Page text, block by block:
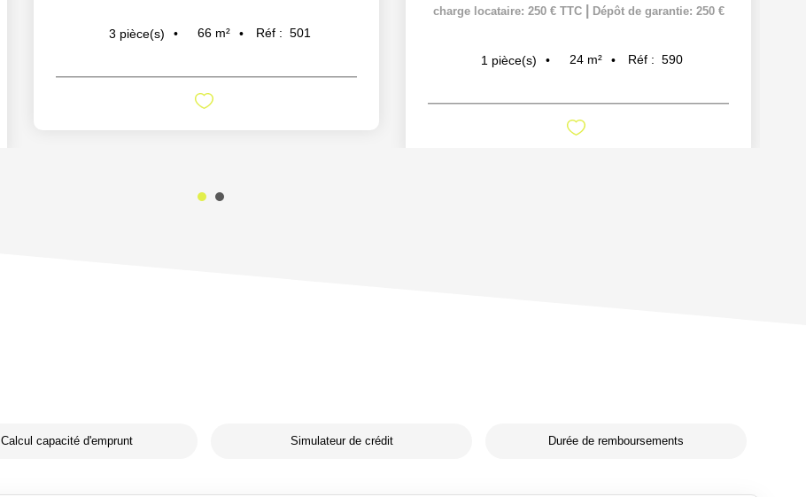
3 pièce(s) 66 m² Réf : 501
charge locataire: 250 € TTC
Dépôt de garantie: 250 €
1 pièce(s) 24 m² Réf : 590
Calcul capacité d'emprunt Simulateur de crédit Durée de remboursements